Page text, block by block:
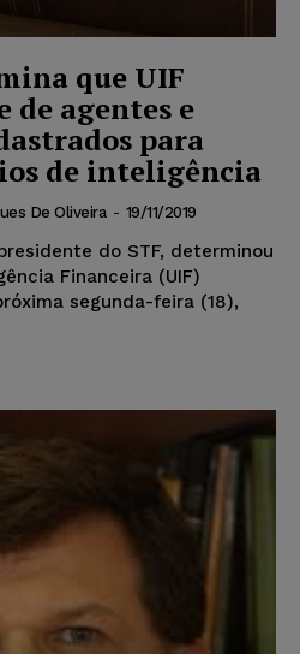
que UIF
de agentes e
para
de inteligência
De Oliveira - 19/11/2019
do STF, determinou
Financeira (UIF)
segunda-feira (18),